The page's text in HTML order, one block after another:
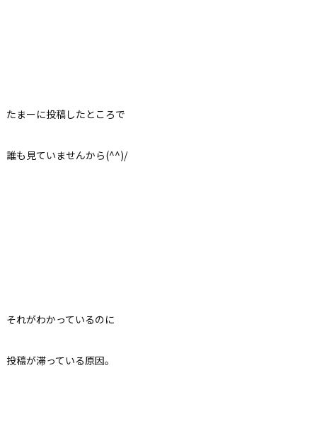
たまーに投稿したところで
誰も見ていませんから(^^)/
それがわかっているのに
投稿が滞っている原因。